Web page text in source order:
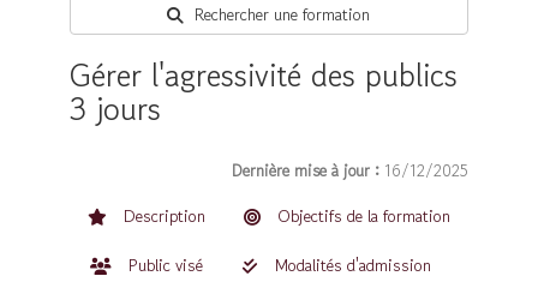
Rechercher une formation
Gérer l'agressivité des publics
3 jours
Dernière mise à jour : 16/12/2025
Description
Objectifs de la formation
Public visé Modalités d'admission